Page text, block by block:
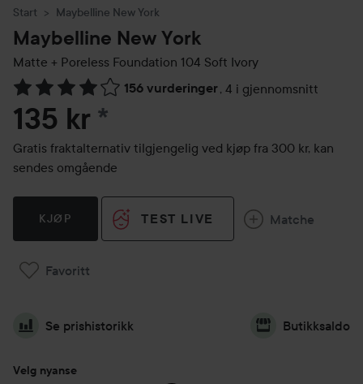
Start Maybelline New York
Maybelline New York
Matte + Poreless Foundation 104 Soft Ivory
156 vurderinger, 4 i gjennomsnitt
Gå til Vurderinger & anmeldelser
135 kr *
Gratis fraktalternativ tilgjengelig ved kjøp fra 300 kr, kan
sendes omgående
KJØP TEST LIVE Matche
Favoritt
Se prishistorikk Butikksaldo
Velg nyanse